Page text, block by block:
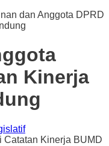
dan Anggota DPRD
Kinerja